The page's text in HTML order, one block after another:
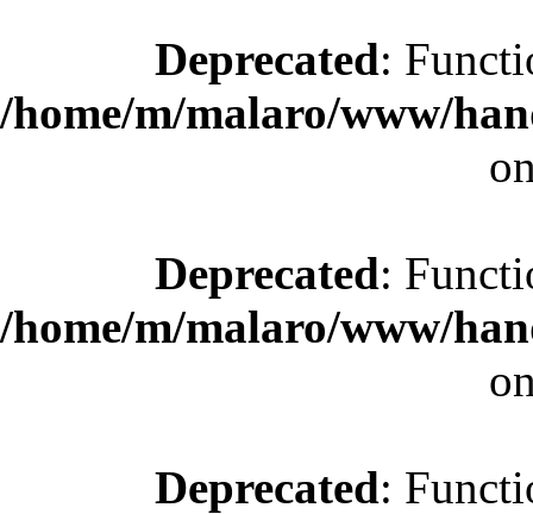
Deprecated:
/home/m/malaro/www/
Deprecated:
/home/m/malaro/www/
Deprecated: